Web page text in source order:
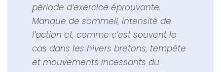
période d’exercice éprouvante.
Manque de sommeil, intensité de
l’action et, comme c’est souvent le
cas dans les hivers bretons, tempête
et mouvements incessants du